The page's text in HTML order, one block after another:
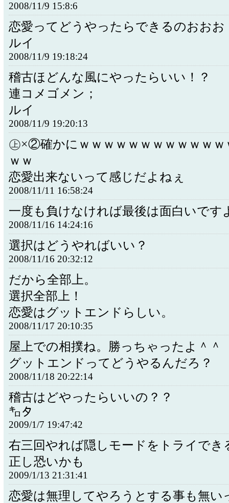
2008/11/9 15:8:6
恋愛ってどうやったらできるのおおお
ルイ
2008/11/9 19:18:24
稽古ほどんな風にやったらいい！？
連コメゴメン；
ルイ
2008/11/9 19:20:13
㊤×②確かにｗｗｗｗｗｗｗｗｗｗｗｗ
ｗｗ
恋愛出来ないって感じだよねぇ
2008/11/11 16:58:24
一度も負けなければ最後は面白いです
2008/11/16 14:24:16
選択はどうやればいい？
2008/11/16 20:32:12
だから全部上。
選択全部上！
恋愛はグットエンドらしい。
2008/11/17 20:10:35
屋上での相撲ね。勝っちゃったよ＾＾
グットエンドってどうやるんだろ？
2008/11/18 20:22:14
稽古はどやったらいいの？？
㌔タ
2009/1/7 19:47:42
右三回やれば隠しモードをトライでき
正し恐いかも
2009/1/13 21:31:41
恋愛は無理してやろうとする事も無い